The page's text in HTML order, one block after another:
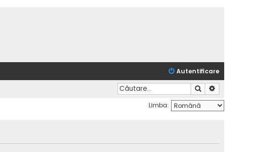
Autentificare
Căutare
Limba: